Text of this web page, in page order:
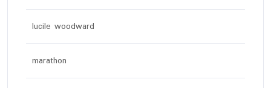
lucile woodward
marathon